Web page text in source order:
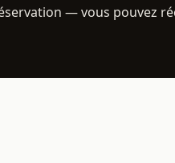
— vous pouvez